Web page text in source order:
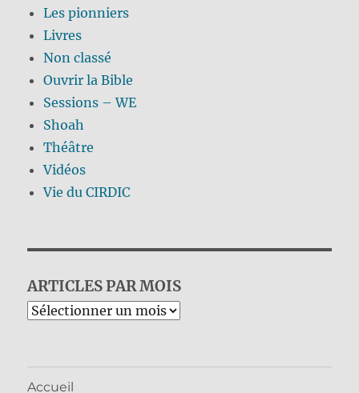
Les pionniers
Livres
Non classé
Ouvrir la Bible
Sessions – WE
Shoah
Théâtre
Vidéos
Vie du CIRDIC
ARTICLES PAR MOIS
Archives
Accueil